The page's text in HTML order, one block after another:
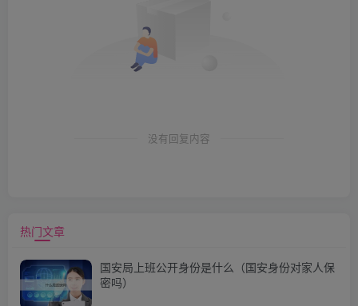
没有回复内容
热门文章
国安局上班公开身份是什么（国安身份对家人保
密吗）